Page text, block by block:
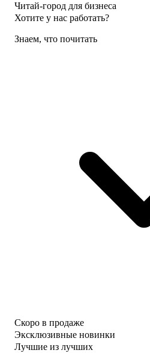
Читай-город для бизнеса
Хотите у нас работать?
Знаем, что почитать
Скоро в продаже
Эксклюзивные новинки
Лучшие из лучших